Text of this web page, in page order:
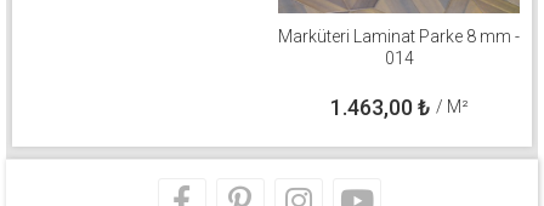
Marküteri Laminat Parke 8 mm -
014
1.463,00₺ / M²